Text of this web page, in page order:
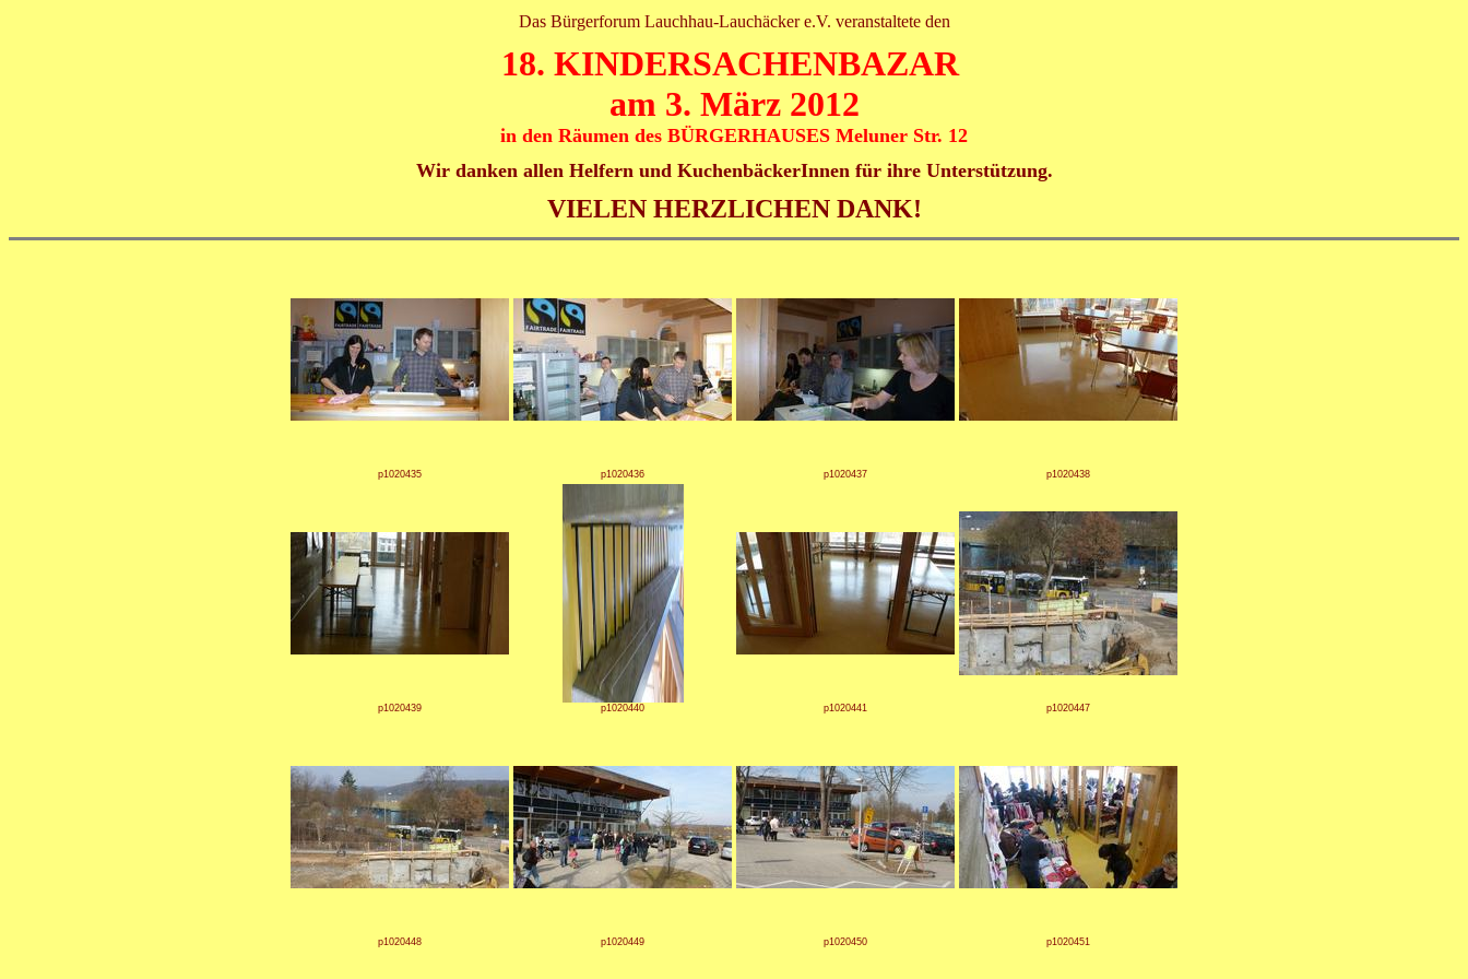
Das Bürgerforum Lauchhau-Lauchäcker e.V. veranstaltete den
18. KINDERSACHENBAZAR
am 3. März 2012
in den Räumen des BÜRGERHAUSES Meluner Str. 12
Wir danken allen Helfern und KuchenbäckerInnen für ihre Unterstützung.
VIELEN HERZLICHEN DANK!
p1020435 p1020436 p1020437 p1020438
p1020439 p1020440 p1020441 p1020447
p1020448 p1020449 p1020450 p1020451